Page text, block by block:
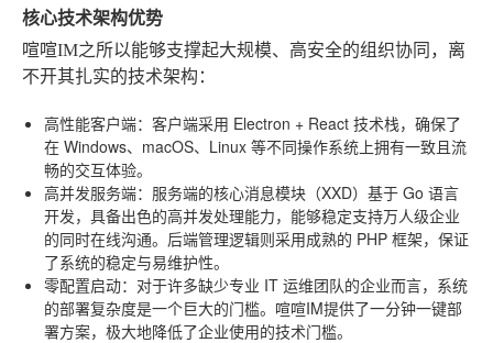
核心技术架构优势
喧喧IM之所以能够支撑起大规模、高安全的组织协同，离
不开其扎实的技术架构：
高性能客户端：客户端采用 Electron + React 技术栈，确保了
在 Windows、macOS、Linux 等不同操作系统上拥有一致且流
畅的交互体验。
高并发服务端：服务端的核心消息模块（XXD）基于 Go 语言
开发，具备出色的高并发处理能力，能够稳定支持万人级企业
的同时在线沟通。后端管理逻辑则采用成熟的 PHP 框架，保证
了系统的稳定与易维护性。
零配置启动：对于许多缺少专业 IT 运维团队的企业而言，系统
的部署复杂度是一个巨大的门槛。喧喧IM提供了一分钟一键部
署方案，极大地降低了企业使用的技术门槛。